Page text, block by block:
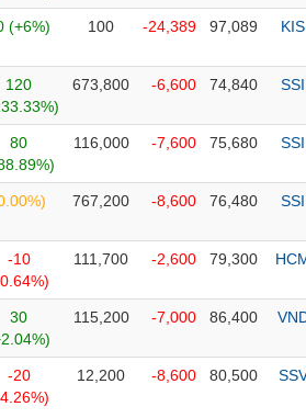
(+6%) 100 -24,389 97,089 KIS
120
673,800 -6,600 74,840 SSI
80
116,000 -7,600 75,680 SSI
767,200 -8,600 76,480 SSI
-10
111,700 -2,600 79,300
30
115,200 -7,000 86,400
-20
12,200 -8,600 80,500